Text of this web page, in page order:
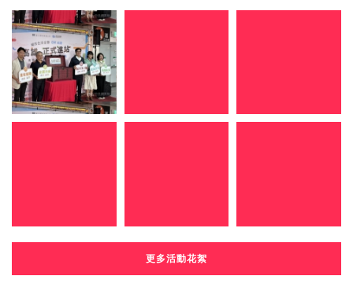
更多活動花絮